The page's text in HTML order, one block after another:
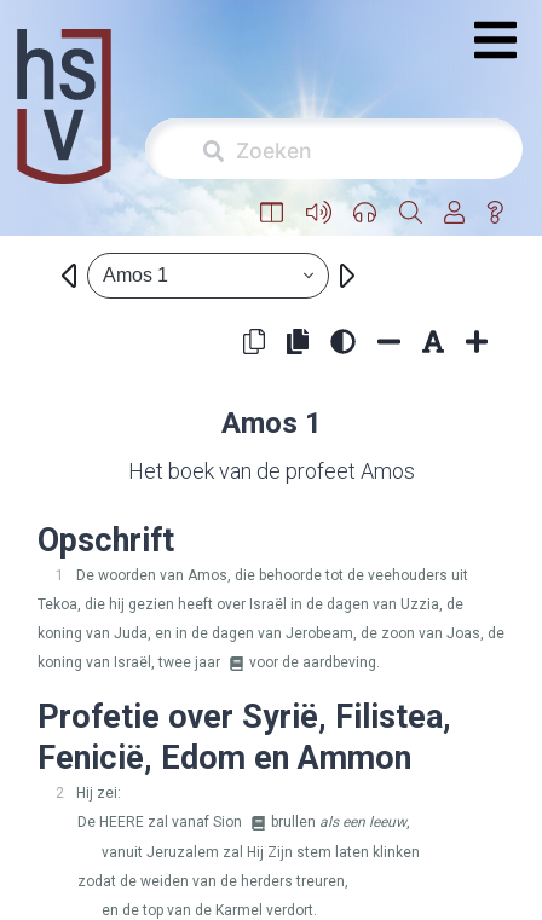
Amos 1
Amos 1
Het boek van de profeet Amos
Opschrift
1
De woorden van Amos, die behoorde tot de veehouders uit
Tekoa, die hij gezien heeft over Israël in de dagen van Uzzia, de
koning van Juda, en in de dagen van Jerobeam, de zoon van Joas, de
koning van Israël, twee jaar
voor de aardbeving.
Profetie over Syrië, Filistea,
Fenicië, Edom en Ammon
2
Hij zei:
De HEERE zal vanaf Sion brullen als een leeuw,
vanuit Jeruzalem zal Hij Zijn stem laten klinken
zodat de weiden van de herders treuren,
en de top van de Karmel verdort.